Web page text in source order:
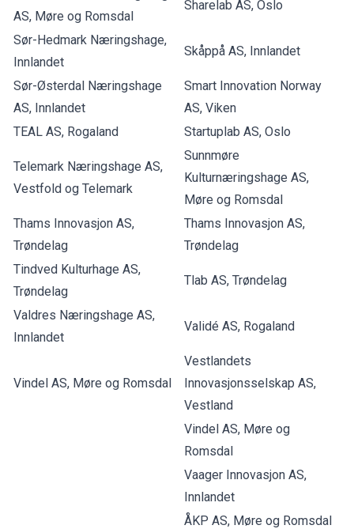
AS, Møre og Romsdal
Sharelab AS, Oslo
Sør-Hedmark Næringshage,
Innlandet
Skåppå AS, Innlandet
Sør-Østerdal Næringshage
AS, Innlandet
Smart Innovation Norway
AS, Viken
TEAL AS, Rogaland
Startuplab AS, Oslo
Telemark Næringshage AS,
Vestfold og Telemark
Sunnmøre
Kulturnæringshage AS,
Møre og Romsdal
Thams Innovasjon AS,
Trøndelag
Thams Innovasjon AS,
Trøndelag
Tindved Kulturhage AS,
Trøndelag
Tlab AS, Trøndelag
Valdres Næringshage AS,
Innlandet
Validé AS, Rogaland
Vindel AS, Møre og Romsdal
Vestlandets
Innovasjonsselskap AS,
Vestland
Vindel AS, Møre og
Romsdal
Vaager Innovasjon AS,
Innlandet
ÅKP AS, Møre og Romsdal